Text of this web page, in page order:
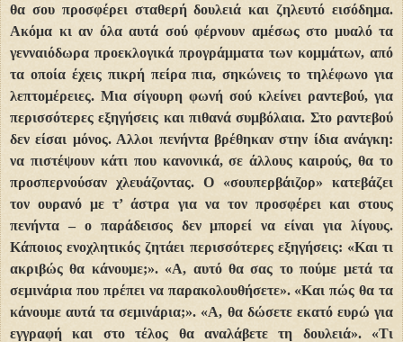
θα σου προσφέρει σταθερή δουλειά και ζηλευτό εισόδημα.
Ακόμα κι αν όλα αυτά σού φέρνουν αμέσως στο μυαλό τα
γενναιόδωρα προεκλογικά προγράμματα των κομμάτων, από
τα οποία έχεις πικρή πείρα πια, σηκώνεις το τηλέφωνο για
λεπτομέρειες. Μια σίγουρη φωνή σού κλείνει ραντεβού, για
περισσότερες εξηγήσεις και πιθανά συμβόλαια. Στο ραντεβού
δεν είσαι μόνος. Αλλοι πενήντα βρέθηκαν στην ίδια ανάγκη:
να πιστέψουν κάτι που κανονικά, σε άλλους καιρούς, θα το
προσπερνούσαν χλευάζοντας. Ο «σουπερβάιζορ» κατεβάζει
τον ουρανό με τ’ άστρα για να τον προσφέρει και στους
πενήντα – ο παράδεισος δεν μπορεί να είναι για λίγους.
Κάποιος ενοχλητικός ζητάει περισσότερες εξηγήσεις: «Και τι
ακριβώς θα κάνουμε;». «Α, αυτό θα σας το πούμε μετά τα
σεμινάρια που πρέπει να παρακολουθήσετε». «Και πώς θα τα
κάνουμε αυτά τα σεμινάρια;». «Α, θα δώσετε εκατό ευρώ για
εγγραφή και στο τέλος θα αναλάβετε τη δουλειά». «Τι